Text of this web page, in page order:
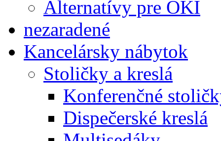
Alternatívy pre OKI
nezaradené
Kancelársky nábytok
Stoličky a kreslá
Konferenčné
Dispečerské kreslá